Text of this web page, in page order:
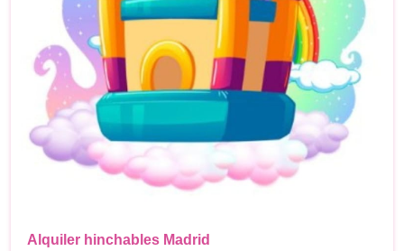
Alquiler hinchables Madrid